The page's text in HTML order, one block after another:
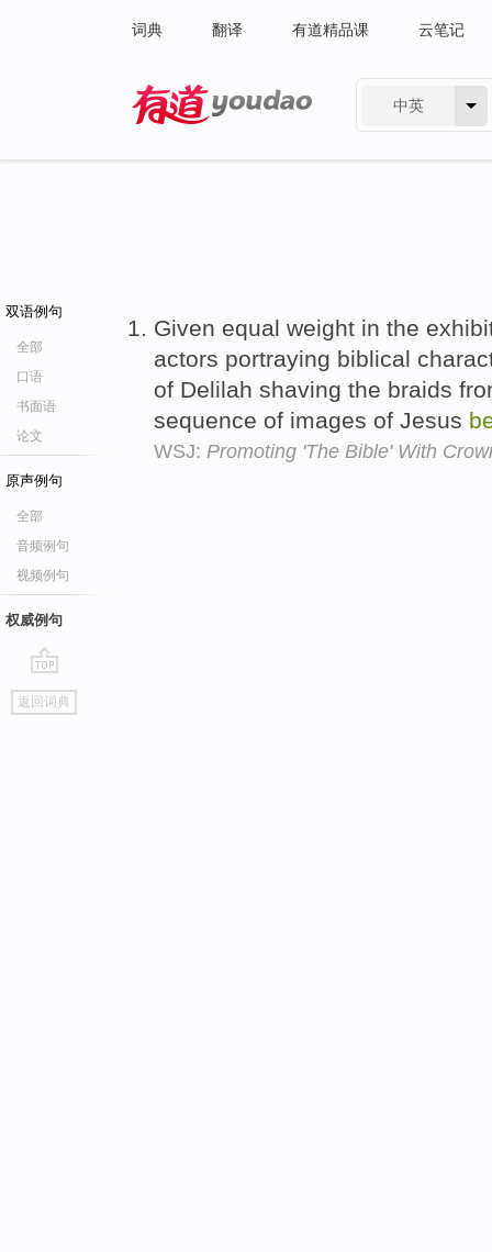
词典 翻译 有道精品课 云笔记
中英
双语例句
全部
口语
书面语
论文
原声例句
全部
音频例句
视频例句
权威例句
go
top
返回词典
Given equal weight in the
actors portraying biblical
of Delilah shaving the braids
sequence of images of Jesus
WSJ: Promoting 'The Bible' With